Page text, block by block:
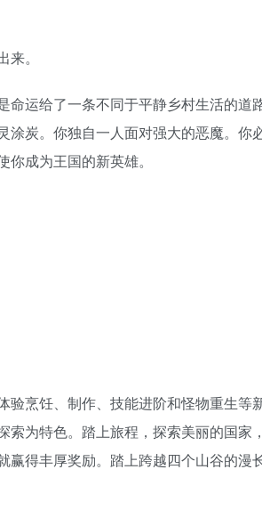
。
运给了一条不同于平静乡村生活的
炭。你独自一人面对强大的恶魔。你
成为王国的新英雄。
烹饪、制作、技能进阶和怪物重生等
为特色。踏上旅程，探索美丽的国
得丰厚奖励。踏上跨越四个山谷的漫